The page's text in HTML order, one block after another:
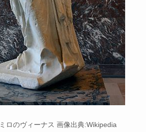
ロのヴィーナス 画像出典:Wikipedia